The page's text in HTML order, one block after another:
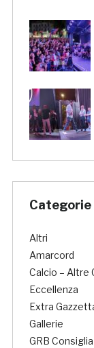
Categorie
Altri
Amarcord
Calcio – Altre
Eccellenza
Extra
Gallerie
GRB Consiglia